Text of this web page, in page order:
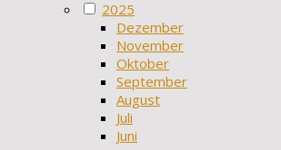
2025
Dezember
November
Oktober
September
August
Juli
Juni